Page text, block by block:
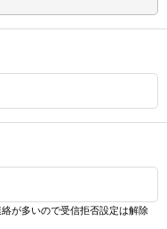
が多いので受信拒否設定は解除